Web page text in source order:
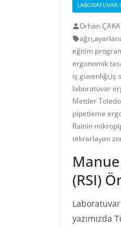
LABORATUVAR
Orhan
ağrı,
eğitim
ergonomik
iş güvenliği,iş
laboratuvar
Mettler
pipetleme
Rainin
tekrarlayan
(RSI)
yazımızda